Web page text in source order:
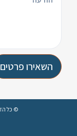
השאירו פרטים
© כל